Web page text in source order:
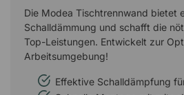
Die Modea Tischtrennwand bietet
Schalldämmung und schafft die
Top-Leistungen. Entwickelt zur
Arbeitsumgebung!
Effektive Schalldämpfung